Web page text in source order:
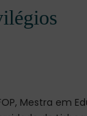
Mestra em